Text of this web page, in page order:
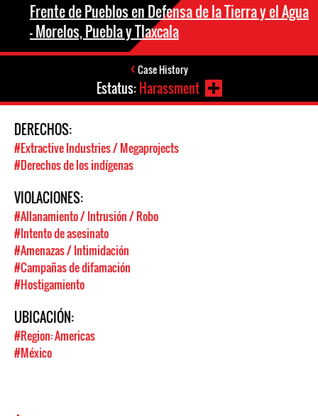
Frente de Pueblos en Defensa de la Tierra y el Agua
- Morelos, Puebla y Tlaxcala
Case History
Estatus:Harassment
DERECHOS:
#Extractive Industries / Megaprojects
#Derechos de los indígenas
VIOLACIONES:
#Allanamiento / Intrusión / Robo
#Intento de asesinato
#Amenazas / Intimidación
#Campañas de difamación
#Hostigamiento
UBICACIÓN:
#Region: Americas
#México